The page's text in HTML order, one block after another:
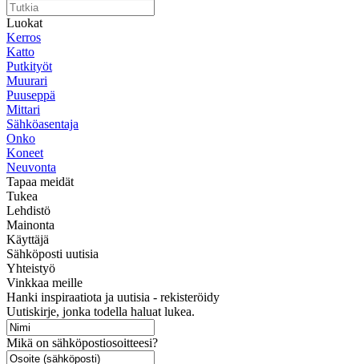
Luokat
Kerros
Katto
Putkityöt
Muurari
Puuseppä
Mittari
Sähköasentaja
Onko
Koneet
Neuvonta
Tapaa meidät
Tukea
Lehdistö
Mainonta
Käyttäjä
Sähköposti uutisia
Yhteistyö
Vinkkaa meille
Hanki inspiraatiota ja uutisia - rekisteröidy
Uutiskirje, jonka todella haluat lukea.
Mikä on sähköpostiosoitteesi?